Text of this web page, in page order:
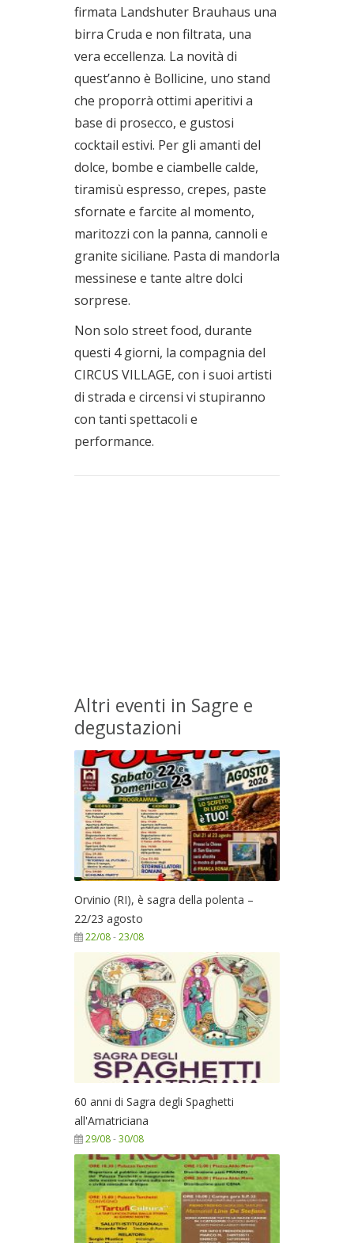
firmata Landshuter Brauhaus una
birra Cruda e non filtrata, una
vera eccellenza. La novità di
quest’anno è Bollicine, uno stand
che proporrà ottimi aperitivi a
base di prosecco, e gustosi
cocktail estivi. Per gli amanti del
dolce, bombe e ciambelle calde,
tiramisù espresso, crepes, paste
sfornate e farcite al momento,
maritozzi con la panna, cannoli e
granite siciliane. Pasta di mandorla
messinese e tante altre dolci
sorprese.
Non solo street food, durante
questi 4 giorni, la compagnia del
CIRCUS VILLAGE, con i suoi artisti
di strada e circensi vi stupiranno
con tanti spettacoli e
performance.
Altri eventi in Sagre e
degustazioni
Orvinio (RI), è sagra della polenta –
22/23 agosto
22/08-23/08
60 anni di Sagra degli Spaghetti
all'Amatriciana
29/08-30/08